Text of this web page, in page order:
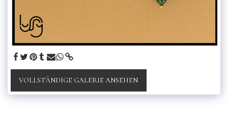
VOLLSTÄNDIGE GALERIE ANSEHEN